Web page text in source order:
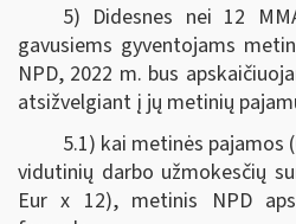
5) Didesnes nei 12
gavusiems gyventojams
NPD, 2022 m. bus
atsižvelgiant į jų metinių
5.1) kai metinės pajamos
vidutinių darbo užmokesčių
Eur x 12), metinis NPD